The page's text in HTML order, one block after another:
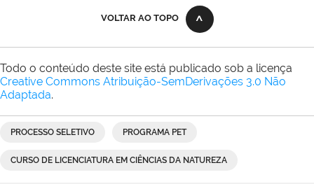
VOLTAR AO TOPO
Todo o conteúdo deste site está publicado sob a licença
Creative Commons Atribuição-SemDerivações 3.0 Não
Adaptada.
PROCESSO SELETIVO PROGRAMA PET
CURSO DE LICENCIATURA EM CIÊNCIAS DA NATUREZA